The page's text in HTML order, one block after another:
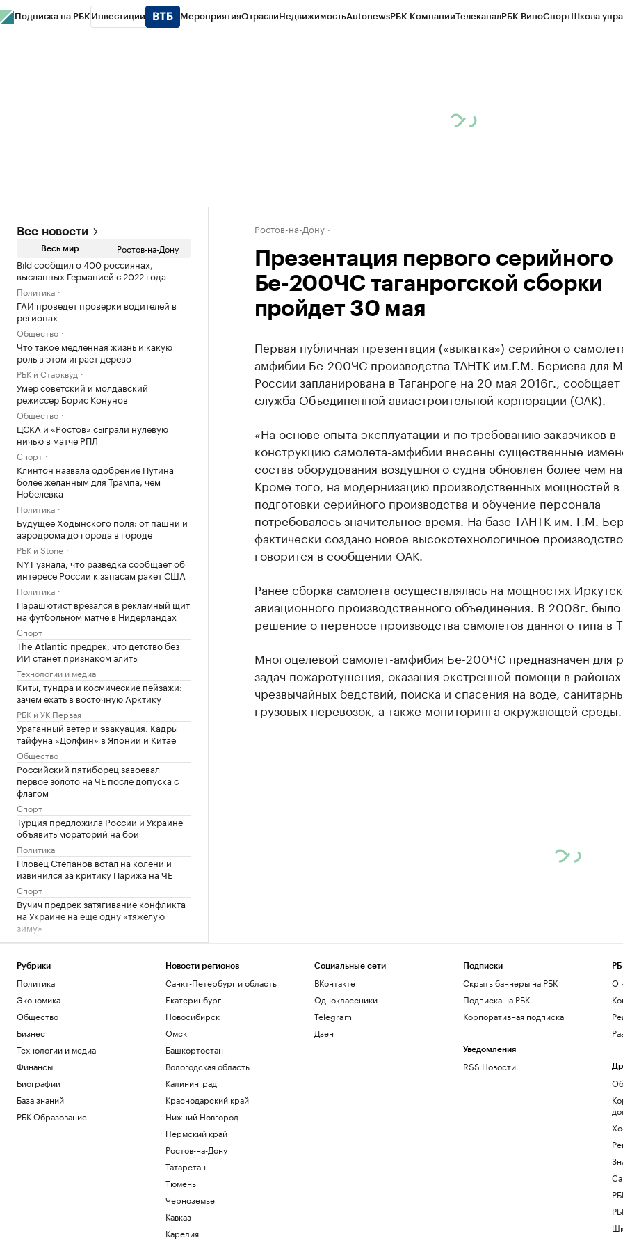
Подписка на РБК Инвестиции МероприятияОтраслиНедвижимостьAutonewsРБК КомпанииТелеканалРБК ВиноСпортШкола
Все новости
Весь мир Ростов-на-Дону
Bild сообщил о 400 россиянах,
высланных Германией с 2022 года
Политика
ГАИ проведет проверки водителей в
регионах
Общество
Что такое медленная жизнь и какую
роль в этом играет дерево
РБК и Старквуд
Умер советский и молдавский
режиссер Борис Конунов
Общество
ЦСКА и «Ростов» сыграли нулевую
ничью в матче РПЛ
Спорт
Клинтон назвала одобрение Путина
более желанным для Трампа, чем
Нобелевка
Политика
Будущее Ходынского поля: от пашни и
аэродрома до города в городе
РБК и Stone
NYT узнала, что разведка сообщает об
интересе России к запасам ракет США
Политика
Парашютист врезался в рекламный щит
на футбольном матче в Нидерландах
Спорт
The Atlantic предрек, что детство без
ИИ станет признаком элиты
Технологии и медиа
Киты, тундра и космические пейзажи:
зачем ехать в восточную Арктику
РБК и УК Первая
Ураганный ветер и эвакуация. Кадры
тайфуна «Долфин» в Японии и Китае
Общество
Российский пятиборец завоевал
первое золото на ЧЕ после допуска с
флагом
Спорт
Турция предложила России и Украине
объявить мораторий на бои
Политика
Пловец Степанов встал на колени и
извинился за критику Парижа на ЧЕ
Спорт
Вучич предрек затягивание конфликта
на Украине на еще одну «тяжелую
зиму»
Политика
регионами перехватили 360
беспилотников
Ростов-на-Дону
Премьер Венгрии раскрыл, кто станет
президентом
Политика
Иран предложил США «исправить
поведение» по шести пунктам
Политика
Сын Байдена признал, что его
помилование не помогло США
Политика
Ростов-на-Дону
Презентация первого серийного
Бе-200ЧС таганрогской сборки
пройдет 30 мая
Первая публичная презентация («выкатка») серийного
амфибии Бе-200ЧС производства ТАНТК им.Г.М. Бериева для
России запланирована в Таганроге на 20 мая 2016г.,
служба Объединенной авиастроительной корпорации (ОАК).
«На основе опыта эксплуатации и по требованию заказчиков в
конструкцию самолета-амфибии внесены существенные
состав оборудования воздушного судна обновлен более чем
Кроме того, на модернизацию производственных мощностей в
подготовки серийного производства и обучение персонала
потребовалось значительное время. На базе ТАНТК им. Г.М.
фактически создано новое высокотехнологичное
говорится в сообщении ОАК.
Ранее сборка самолета осуществлялась на мощностях
авиационного производственного объединения. В 2008г.
решение о переносе производства самолетов данного типа в
Многоцелевой самолет-амфибия Бе-200ЧС предназначен для
задач пожаротушения, оказания экстренной помощи в районах
чрезвычайных бедствий, поиска и спасения на воде,
грузовых перевозок, а также мониторинга окружающей среды.
Рубрики
Политика
Экономика
Общество
Бизнес
Технологии и медиа
Финансы
Биографии
База знаний
РБК Образование
Новости регионов
Санкт-Петербург и область
Екатеринбург
Новосибирск
Омск
Башкортостан
Вологодская область
Калининград
Краснодарский край
Нижний Новгород
Пермский край
Ростов-на-Дону
Татарстан
Тюмень
Черноземье
Кавказ
Карелия
Социальные сети
ВКонтакте
Одноклассники
Telegram
Дзен
Подписки
Скрыть баннеры на РБК
Подписка на РБК
Корпоративная подписка
Уведомления
RSS Новости
О